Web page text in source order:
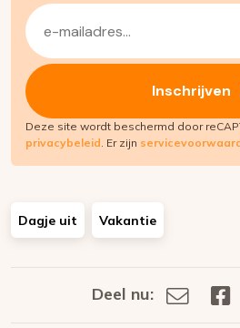
E-
mailadres
(Vereist)
Inschrijven
Deze site wordt beschermd door
privacybeleid. Er zijn
Dagje uit Vakantie
Deel
Deel nu:
Deel